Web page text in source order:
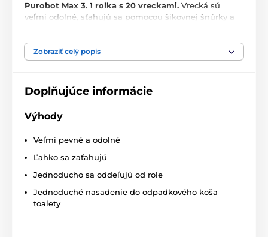
Purobot Max 3. 1 rolka s 20 vreckami. Vrecká sú
veľmi odolné, sťahujú sa pomocou šikovnej šnúrky a
Technické špecifikácie sa môžu zmeniť bez
výslovného upozornenia. Obrázky majú iba ilustračný
Produkt je zaradený v kategóriách
Príslušenstvo záchody
Zobraziť celý popis
Doplňujúce informácie
Výhody
Veľmi pevné a odolné
Ľahko sa zaťahujú
Jednoducho sa oddeľujú od role
Jednoduché nasadenie do odpadkového koša
toalety